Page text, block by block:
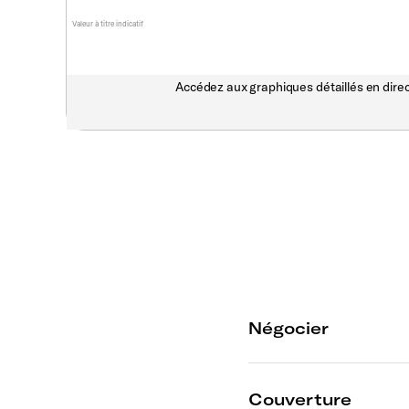
Valeur à titre indicatif
Accédez aux graphiques détaillés en